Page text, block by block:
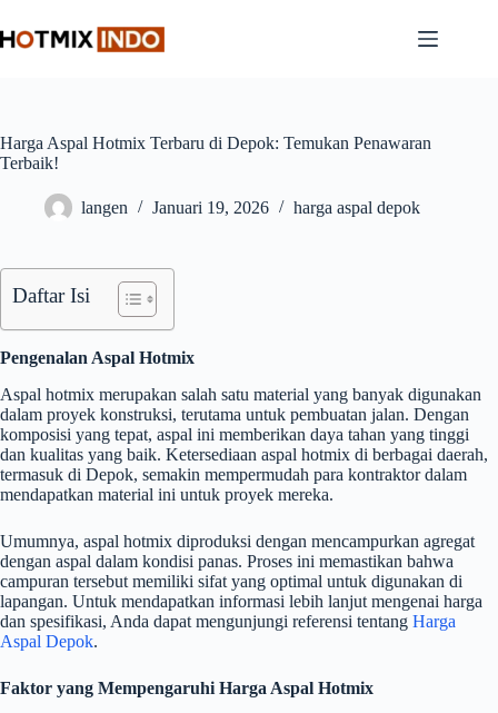
to
content
Harga Aspal Hotmix Terbaru di Depok: Temukan Penawaran
Terbaik!
langen Januari 19, 2026 harga aspal depok
Daftar Isi
Pengenalan Aspal Hotmix
Aspal hotmix merupakan salah satu material yang banyak digunakan
dalam proyek konstruksi, terutama untuk pembuatan jalan. Dengan
komposisi yang tepat, aspal ini memberikan daya tahan yang tinggi
dan kualitas yang baik. Ketersediaan aspal hotmix di berbagai daerah,
termasuk di Depok, semakin mempermudah para kontraktor dalam
mendapatkan material ini untuk proyek mereka.
Umumnya, aspal hotmix diproduksi dengan mencampurkan agregat
dengan aspal dalam kondisi panas. Proses ini memastikan bahwa
campuran tersebut memiliki sifat yang optimal untuk digunakan di
lapangan. Untuk mendapatkan informasi lebih lanjut mengenai harga
dan spesifikasi, Anda dapat mengunjungi referensi tentang Harga
Aspal Depok.
Faktor yang Mempengaruhi Harga Aspal Hotmix